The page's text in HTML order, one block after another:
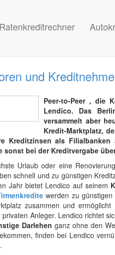
Ratenkreditrechner
und
Peer-to-Peer , die
Lendico. Das
versammelt aber
Kredit-Marktplatz,
Kreditzinsen als
sonst bei der Kreditvergabe
Urlaub oder eine
schnell und zu günstigen
Jahr bietet Lendico auf seinem
werden zu
zusammen und
Anleger. Lendico richtet
Darlehen ganz ohne den
finden bei Lendico